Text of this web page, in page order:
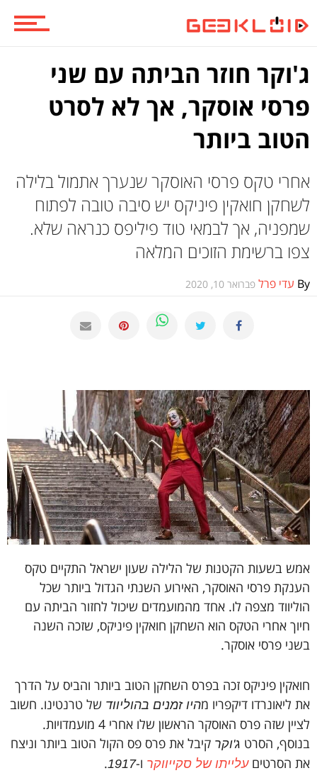
ספרים וקומיקס
ג'וקר חוזר הביתה עם שני
פרסי אוסקר, אך לא לסרט
הטוב ביותר
אחרי טקס פרסי האוסקר שנערך אתמול בלילה
לשחקן חואקין פיניקס יש סיבה טובה לפתוח
שמפניה, אך לבמאי טוד פיליפס כנראה שלא.
צפו ברשימת הזוכים המלאה
By עדי פרל פברואר 10, 2020
אמש בשעות הקטנות של הלילה שעון ישראל התקיים טקס
הענקת פרסי האוסקר, האירוע השנתי הגדול ביותר שכל
הוליווד מצפה לו. אחד מהמועמדים שיכול לחזור הביתה עם
חיוך אחרי הטקס הוא השחקן חואקין פיניקס, שזכה השנה
בשני פרסי אוסקר.
חואקין פיניקס זכה בפרס השחקן הטוב ביותר והביס על הדרך
את ליאונרדו דיקפריו מהיו זמנים בהוליווד של טרנטינו. חשוב
לציין שזה פרס האוסקר הראשון שלו אחרי 4 מועמדויות.
בנוסף, הסרט ג'וקר קיבל את פרס פס הקול הטוב ביותר וניצח
את הסרטיםעלייתו של סקייווקר ו-1917
.